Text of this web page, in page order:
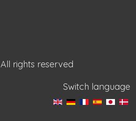
rights reserved
Switch language